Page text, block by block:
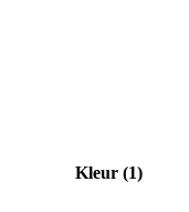
Kleur (1)